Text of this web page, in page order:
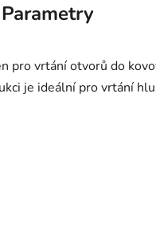
Parametry
pro vrtání otvorů do
je ideální pro vrtání